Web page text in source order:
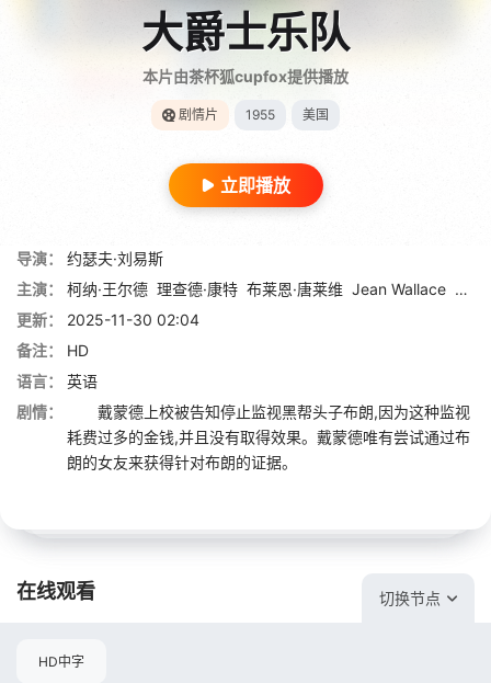
大爵士乐队
本片由茶杯狐cupfox提供播放
剧情片 1955 美国
立即播放
导演：
约瑟夫·刘易斯
主演：
柯纳·王尔德 理查德·康特 布莱恩·唐莱维 Jean Wallace 罗伯
更新：
2025-11-30 02:04
备注：
HD
语言：
英语
剧情：
戴蒙德上校被告知停止监视黑帮头子布朗,因为这种监视
耗费过多的金钱,并且没有取得效果。戴蒙德唯有尝试通过布
朗的女友来获得针对布朗的证据。
在线观看 切换节点
HD中字